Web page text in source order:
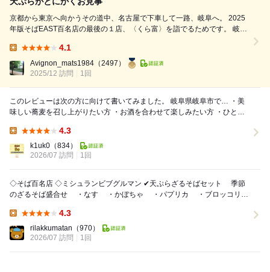
京都から東京へ向かうその道中、名古屋で下車して一路、岐阜へ。 2025
年版そばEAST百名店の最後の１店、〈くら富〉を詣でるためです。 岐阜
目にペデストリアンデッキを行き、そこからまったり歩いてこちらのお店
へ。 シャッター街...
4.1
Avignon_mats1984 （2497）
2025/12 訪問
1回
このレビューは次の方に向けて書いてみました。 岐阜県岐阜市で… ・美
味しい蕎麦を召し上がりたい方 ・お酒を合わせて楽しみたい方 ・ひとり
4.3
k1uk0 （834）
2026/07 訪問
1回
◇そば百名店 ◇ミシュランビブグルマン ✔天ぷらざるそばセット 季節
のざるそば盛合せ ・なす ・かぼちゃ ・パプリカ ・ブロッコリー
4.3
rilakkumatan （970）
2026/07 訪問
1回